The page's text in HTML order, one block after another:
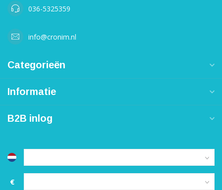
036-5325359
info@cronim.nl
Categorieën
Informatie
B2B inlog
€